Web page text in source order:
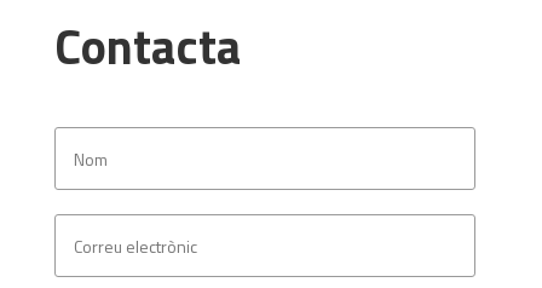
Contacta